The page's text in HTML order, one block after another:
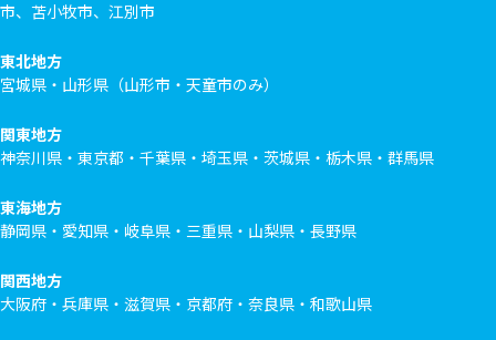
市、苫小牧市、江別市
東北地方
宮城県・山形県（山形市・天童市のみ）
関東地方
神奈川県・東京都・千葉県・埼玉県・茨城県・栃木県・群馬県
東海地方
静岡県・愛知県・岐阜県・三重県・山梨県・長野県
関西地方
大阪府・兵庫県・滋賀県・京都府・奈良県・和歌山県